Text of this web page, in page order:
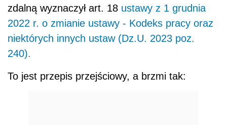
zdalną wyznaczył art. 18 ustawy z 1 grudnia
2022 r. o zmianie ustawy - Kodeks pracy oraz
niektórych innych ustaw (Dz.U. 2023 poz.
240).
To jest przepis przejściowy, a brzmi tak: